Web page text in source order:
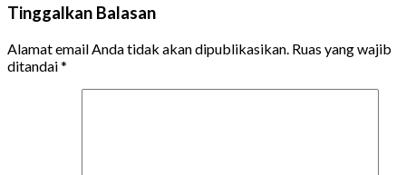
Tinggalkan Balasan
Alamat email Anda tidak akan dipublikasikan. Ruas yang wajib
ditandai*